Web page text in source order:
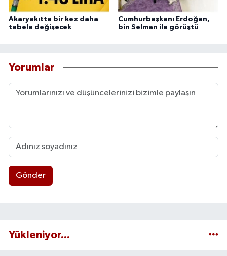
Akaryakıtta bir kez daha
tabela değişecek
Cumhurbaşkanı Erdoğan,
bin Selman ile görüştü
Yorumlar
Gönder
Yükleniyor...